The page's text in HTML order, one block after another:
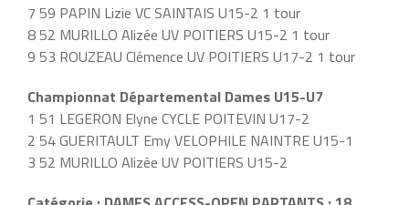
7 59 PAPIN Lizie VC SAINTAIS U15-2 1 tour
8 52 MURILLO Alizée UV POITIERS U15-2 1 tour
9 53 ROUZEAU Clémence UV POITIERS U17-2 1 tour
Championnat Départemental Dames U15-U7
1 51 LEGERON Elyne CYCLE POITEVIN U17-2
2 54 GUERITAULT Emy VELOPHILE NAINTRE U15-1
3 52 MURILLO Alizée UV POITIERS U15-2